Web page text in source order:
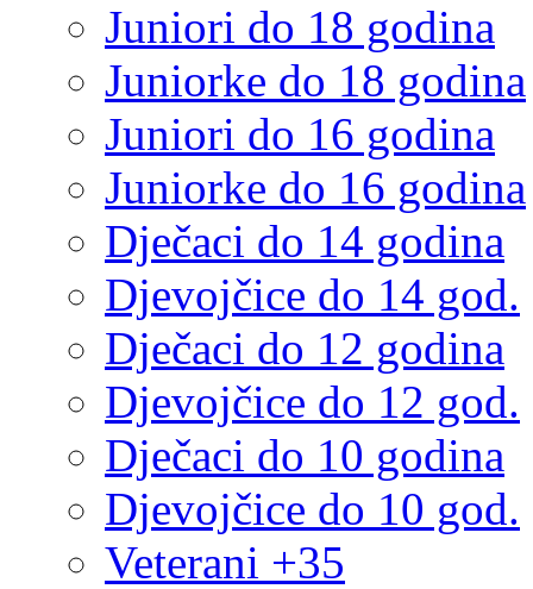
Juniori do 18 godina
Juniorke do 18 godina
Juniori do 16 godina
Juniorke do 16 godina
Dječaci do 14 godina
Djevojčice do 14 god.
Dječaci do 12 godina
Djevojčice do 12 god.
Dječaci do 10 godina
Djevojčice do 10 god.
Veterani +35